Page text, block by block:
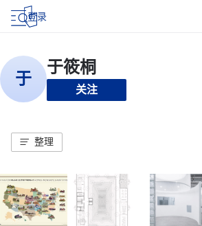
登录
关注
整理